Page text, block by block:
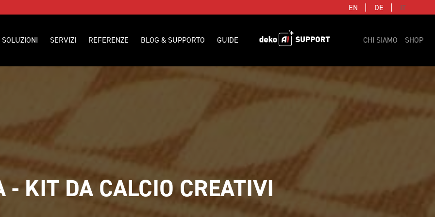
EN DE IT
SOLUZIONI SERVIZI REFERENZE BLOG & SUPPORTO GUIDE CHI SIAMO SHOP
- KIT DA CALCIO CREATIVI